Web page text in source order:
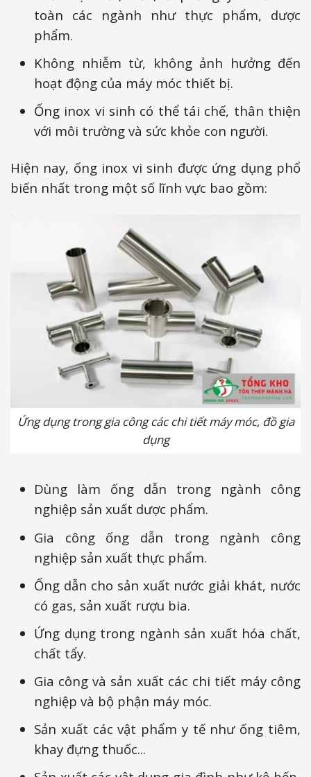
toàn các ngành như thực phẩm, dược
phẩm.
Không nhiễm từ, không ảnh hưởng đến
hoạt động của máy móc thiết bị.
Ống inox vi sinh có thể tái chế, thân thiện
với môi trường và sức khỏe con người.
Hiện nay, ống inox vi sinh được ứng dụng phổ
biến nhất trong một số lĩnh vực bao gồm:
Ứng dụng trong gia công các chi tiết máy móc, đồ gia
dụng
Dùng làm ống dẫn trong ngành công
nghiệp sản xuất dược phẩm.
Gia công ống dẫn trong ngành công
nghiệp sản xuất thực phẩm.
Ống dẫn cho sản xuất nước giải khát, nước
có gas, sản xuất rượu bia.
Ứng dụng trong ngành sản xuất hóa chất,
chất tẩy.
Gia công và sản xuất các chi tiết máy công
nghiệp và bộ phận máy móc.
Sản xuất các vật phẩm y tế như ống tiêm,
khay đựng thuốc...